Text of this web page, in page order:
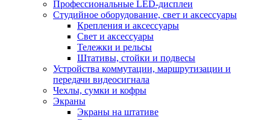
Профессиональные LED-дисплеи
Студийное оборудование, свет и аксессуары
Крепления и аксессуары
Свет и аксессуары
Тележки и рельсы
Штативы, стойки и подвесы
Устройства коммутации, маршрутизации и
передачи видеосигнала
Чехлы, сумки и кофры
Экраны
Экраны на штативе